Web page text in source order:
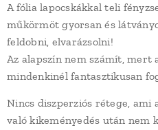
A fólia lapocskákkal teli
műkörmöt gyorsan és
feldobni, elvarázsolni!
Az alapszín nem számít, mert
mindenkinél fantasztikusan
Nincs diszperziós rétege, ami
való kikeményedés után nem